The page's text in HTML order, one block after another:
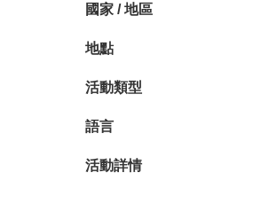
國家 / 地區
地點
活動類型
語言
活動詳情